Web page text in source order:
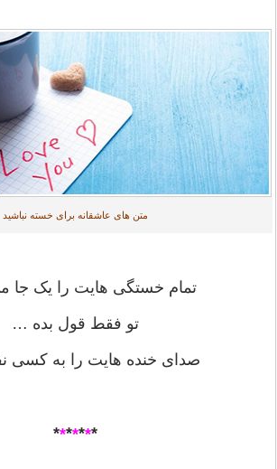
متن های عاشقانه برای خسته نباشید
تمام خستگی هایت را یک جا
تو فقط قول بده …
صدای خنده هایت را به کسی
*
*
*
*
*
*
*